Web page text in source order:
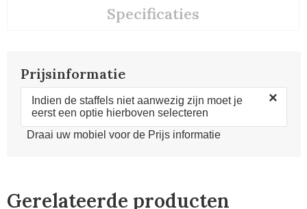
Specificaties
Prijsinformatie
Indien de staffels niet aanwezig zijn moet je
eerst een optie hierboven selecteren
×
Draai uw mobiel voor de Prijs informatie
Gerelateerde producten